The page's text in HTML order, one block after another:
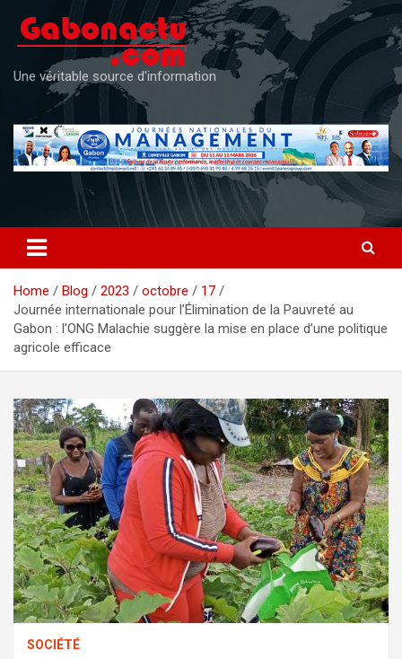
content
Une véritable source d'information
Home Blog 2023 octobre
17
Journée internationale pour l’Élimination de la Pauvreté au
Gabon : l’ONG Malachie suggère la mise en place d’une politique
agricole efficace
SOCIÉTÉ